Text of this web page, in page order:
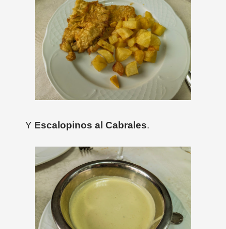
Y Escalopinos al Cabrales.